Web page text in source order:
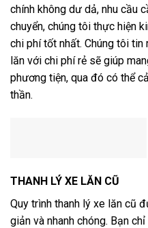
chính không dư dả, nhu cầu
chuyển, chúng tôi thực hiện
chi phí tốt nhất. Chúng tôi
lăn với chi phí rẻ sẽ giúp
phương tiện, qua đó có thể
thần.
THANH LÝ XE LĂN CŨ
Quy trình thanh lý xe lăn cũ
giản và nhanh chóng. Bạn